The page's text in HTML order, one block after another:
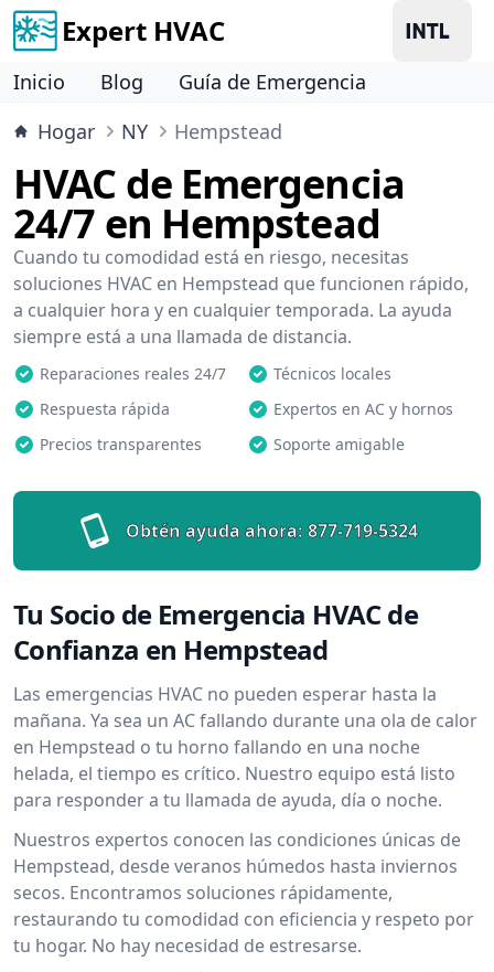
Expert HVAC
Inicio Blog
Guía de Emergencia
Hogar
NY Hempstead
HVAC de Emergencia
24/7 en Hempstead
Cuando tu comodidad está en riesgo, necesitas
soluciones HVAC en Hempstead que funcionen rápido,
a cualquier hora y en cualquier temporada. La ayuda
siempre está a una llamada de distancia.
Reparaciones reales 24/7
Técnicos locales
Respuesta rápida
Expertos en AC y hornos
Precios transparentes
Soporte amigable
Obtén ayuda ahora: 877-719-5324
Tu Socio de Emergencia HVAC de
Confianza en Hempstead
Las emergencias HVAC no pueden esperar hasta la
mañana. Ya sea un AC fallando durante una ola de calor
en Hempstead o tu horno fallando en una noche
helada, el tiempo es crítico. Nuestro equipo está listo
para responder a tu llamada de ayuda, día o noche.
Nuestros expertos conocen las condiciones únicas de
Hempstead, desde veranos húmedos hasta inviernos
secos. Encontramos soluciones rápidamente,
restaurando tu comodidad con eficiencia y respeto por
tu hogar. No hay necesidad de estresarse.